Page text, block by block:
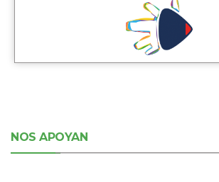
NOS APOYAN